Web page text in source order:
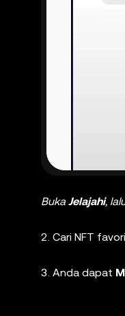
Buka Jelajahi,
2. Cari NFT
3. Anda dapat